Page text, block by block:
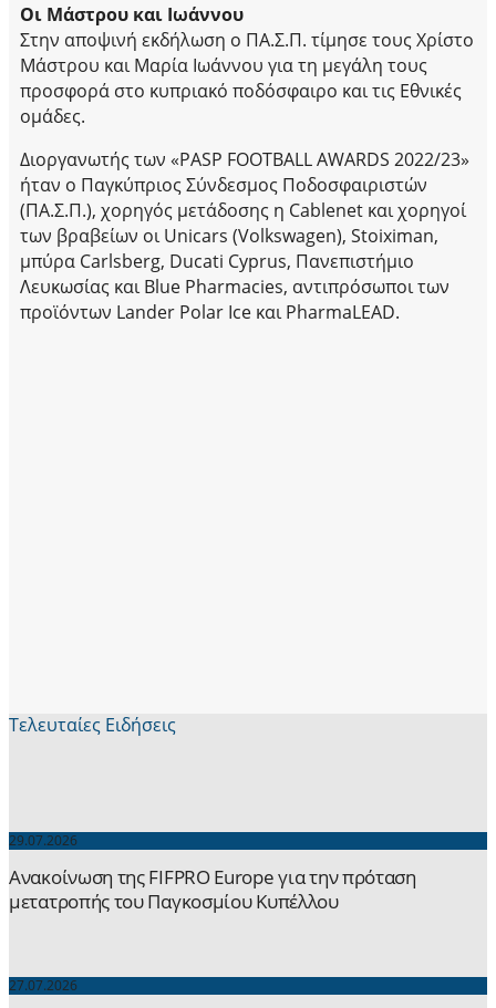
Οι Μάστρου και Ιωάννου
Στην αποψινή εκδήλωση ο ΠΑ.Σ.Π. τίμησε τους Χρίστο
Μάστρου και Μαρία Ιωάννου για τη μεγάλη τους
προσφορά στο κυπριακό ποδόσφαιρο και τις Εθνικές
ομάδες.
Διοργανωτής των «PASP FOOTBALL AWARDS 2022/23»
ήταν ο Παγκύπριος Σύνδεσμος Ποδοσφαιριστών
(ΠΑ.Σ.Π.), χορηγός μετάδοσης η Cablenet και χορηγοί
των βραβείων οι Unicars (Volkswagen), Stoiximan,
μπύρα Carlsberg, Ducati Cyprus, Πανεπιστήμιο
Λευκωσίας και Blue Pharmacies, αντιπρόσωποι των
προϊόντων Lander Polar Ice και PharmaLEAD.
Τελευταίες Ειδήσεις
29.07.2026
Ανακοίνωση της FIFPRO Europe για την πρόταση
μετατροπής του Παγκοσμίου Κυπέλλου
27.07.2026